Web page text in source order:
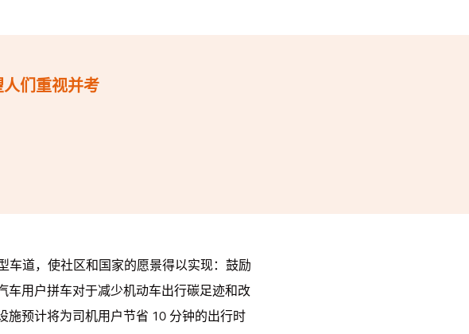
们重视并考
车道，使社区和国家的愿景得以实现：鼓励
车用户拼车对于减少机动车出行碳足迹和改
施预计将为司机用户节省 10 分钟的出行时